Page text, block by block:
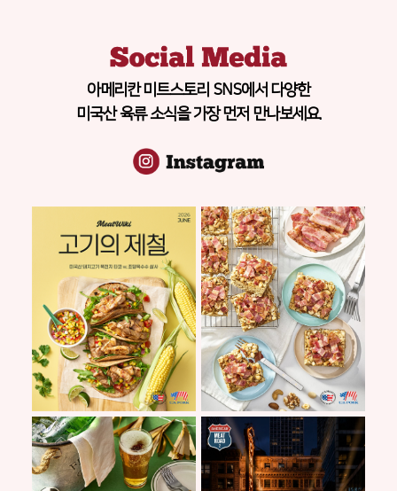
아메리칸 미트스토리 SNS에서 다양한
미국산 육류 소식을 가장 먼저 만나보세요.